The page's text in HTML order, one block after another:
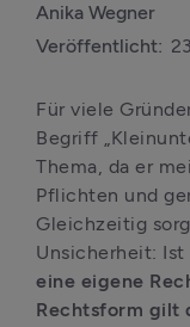
Anika Wegner
Veröffentlicht:
Für viele
Begriff
Thema, da er
Pflichten und
Gleichzeitig
Unsicherheit: Ist
eine eigene
Rechtsform gilt